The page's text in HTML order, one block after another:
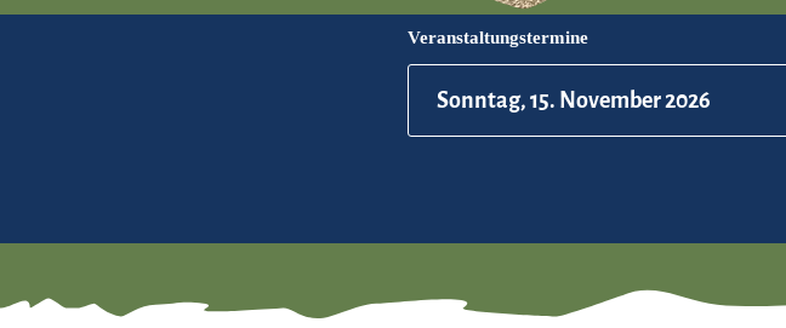
Veranstaltungstermine
Sonntag, 15. November 2026